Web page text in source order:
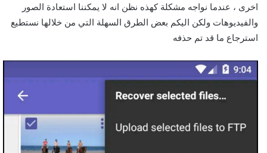
اخرى ، عندما نواجه مشكلة كهذه نظن انه لا يمكننا استعادة الصور
والفيديوهات ولكن اليكم بعض الطرق السهلة التي من خلالها نستطيع
استرجاع ما قد تم حذفه